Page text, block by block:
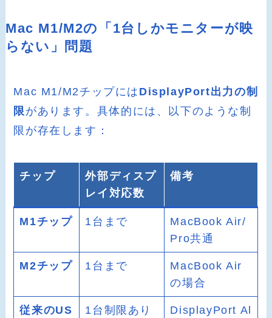
Mac M1/M2の「1台しかモニターが映
らない」問題
Mac M1/M2チップには DisplayPort出力の制
限 があります。具体的には、以下のような制
限が存在します：
チップ
外部ディスプ
レイ対応数
備考
M1チップ 1台まで
MacBook Air/
Pro共通
M2チップ 1台まで
MacBook Air
の場合
従来のUS
1台制限あり
DisplayPort Al